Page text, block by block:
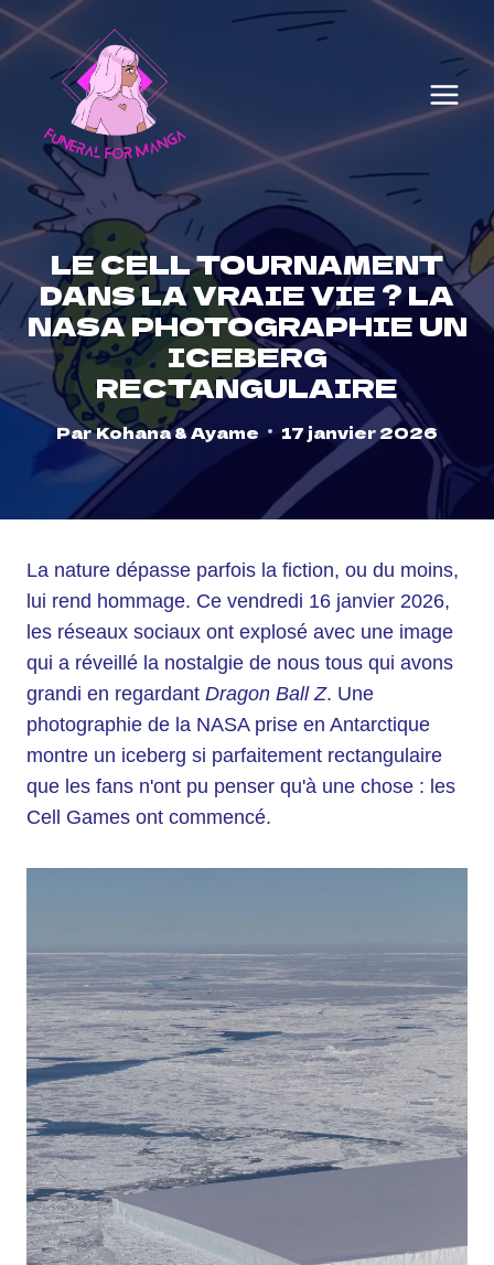
Skip
to
content
LE CELL TOURNAMENT
DANS LA VRAIE VIE ? LA
NASA PHOTOGRAPHIE UN
ICEBERG
RECTANGULAIRE
ParKohana & Ayame 17 janvier 2026
La nature dépasse parfois la fiction, ou du moins,
lui rend hommage. Ce vendredi 16 janvier 2026,
les réseaux sociaux ont explosé avec une image
qui a réveillé la nostalgie de nous tous qui avons
grandi en regardant Dragon Ball Z. Une
photographie de la NASA prise en Antarctique
montre un iceberg si parfaitement rectangulaire
que les fans n'ont pu penser qu'à une chose : les
Cell Games ont commencé.